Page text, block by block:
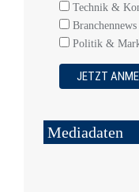
Technik &
Branchennews
Politik &
Mediadaten